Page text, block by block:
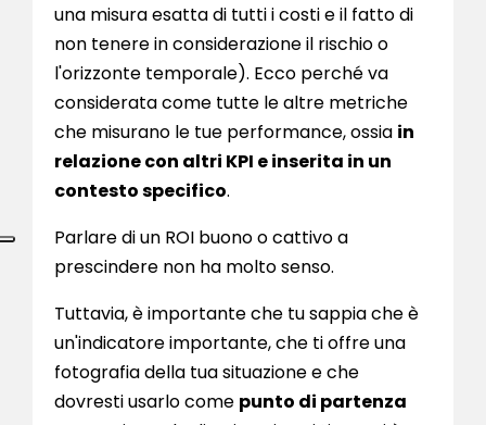
una misura esatta di tutti i costi e il fatto di
non tenere in considerazione il rischio o
l'orizzonte temporale). Ecco perché va
considerata come tutte le altre metriche
che misurano le tue performance, ossia in
relazione con altri KPI e inserita in un
contesto specifico.
Parlare di un ROI buono o cattivo a
prescindere non ha molto senso.
Tuttavia, è importante che tu sappia che è
un'indicatore importante, che ti offre una
fotografia della tua situazione e che
dovresti usarlo come punto di partenza